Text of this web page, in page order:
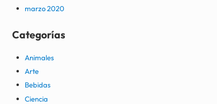
marzo 2020
Categorías
Animales
Arte
Bebidas
Ciencia